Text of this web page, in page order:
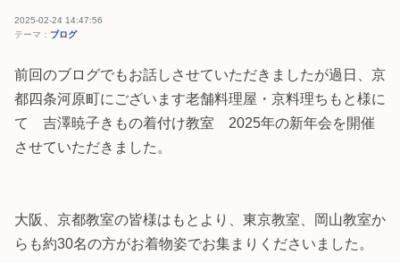
2025-02-24 14:47:56
テーマ： ブログ
前回のブログでもお話しさせていただきましたが過日、京
都四条河原町にございます老舗料理屋・京料理ちもと様に
て 吉澤暁子きもの着付け教室 2025年の新年会を開催
させていただきました。
大阪、京都教室の皆様はもとより、東京教室、岡山教室か
らも約30名の方がお着物姿でお集まりくださいました。